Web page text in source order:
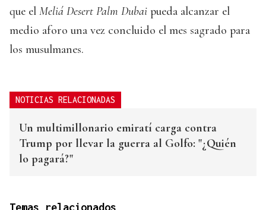
que el Meliá Desert Palm Dubai pueda alcanzar el
medio aforo una vez concluido el mes sagrado para
los musulmanes.
NOTICIAS RELACIONADAS
Un multimillonario emiratí carga contra
Trump por llevar la guerra al Golfo: "¿Quién
lo pagará?"
Temas relacionados